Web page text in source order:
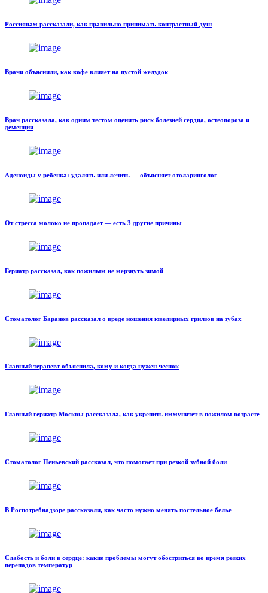
Россиянам рассказали, как правильно принимать контрастный душ
Врачи объяснили, как кофе влияет на пустой желудок
Врач рассказала, как одним тестом оценить риск болезней сердца, остеопороза и
деменции
Аденоиды у ребенка: удалять или лечить — объясняет отоларинголог
От стресса молоко не пропадает — есть 3 другие причины
Гериатр рассказал, как пожилым не мерзнуть зимой
Стоматолог Баранов рассказал о вреде ношения ювелирных грилзов на зубах
Главный терапевт объяснила, кому и когда нужен чеснок
Главный гериатр Москвы рассказала, как укрепить иммунитет в пожилом возрасте
Стоматолог Пеньевский рассказал, что помогает при резкой зубной боли
В Роспотребнадзоре рассказали, как часто нужно менять постельное белье
Слабость и боли в сердце: какие проблемы могут обостриться во время резких
перепадов температур